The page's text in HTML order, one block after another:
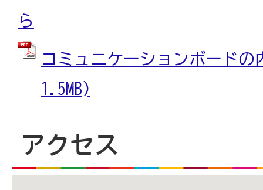
ら
コミュニケーションボード
1.5MB)
アクセス